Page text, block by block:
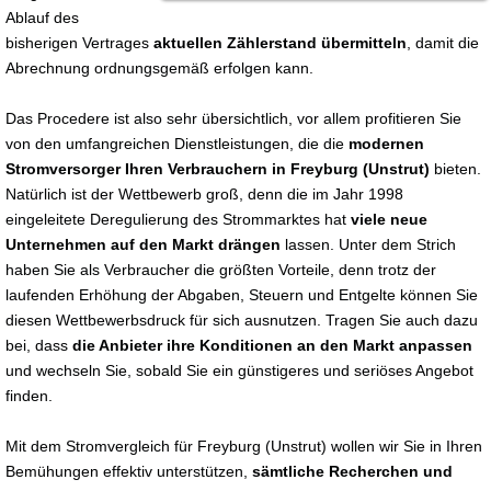
Ablauf des
bisherigen Vertrages aktuellen Zählerstand übermitteln , damit die
Abrechnung ordnungsgemäß erfolgen kann.
Das Procedere ist also sehr übersichtlich, vor allem profitieren Sie
von den umfangreichen Dienstleistungen, die die modernen
Stromversorger Ihren Verbrauchern in Freyburg (Unstrut) bieten.
Natürlich ist der Wettbewerb groß, denn die im Jahr 1998
eingeleitete Deregulierung des Strommarktes hat viele neue
Unternehmen auf den Markt drängen lassen. Unter dem Strich
haben Sie als Verbraucher die größten Vorteile, denn trotz der
laufenden Erhöhung der Abgaben, Steuern und Entgelte können Sie
diesen Wettbewerbsdruck für sich ausnutzen. Tragen Sie auch dazu
bei, dass die Anbieter ihre Konditionen an den Markt anpassen
und wechseln Sie, sobald Sie ein günstigeres und seriöses Angebot
finden.
Mit dem Stromvergleich für Freyburg (Unstrut) wollen wir Sie in Ihren
Bemühungen effektiv unterstützen, sämtliche Recherchen und